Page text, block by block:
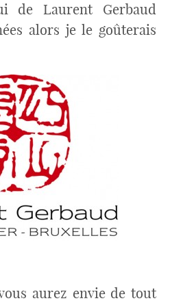
de Laurent Gerbaud
alors je le goûterais
aurez envie de tout